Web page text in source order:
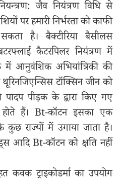
जैव नियंत्रण विधि से
पर हमारी निर्भरता को काफी
है। बैक्टीरिया बैसीलस
कैटरपिलर नियंत्रण में
आनुवंशिक अभियांत्रिकी की
टॉक्सिन जीन को
पीड़क के द्वारा किए गए
होते हैं। Bt-कॉटन इसका एक
राज्यों में उगाया जाता है।
आदि Bt-कॉटन को क्षति नहीं
कवक ट्राइकोडर्मा का उपयोग